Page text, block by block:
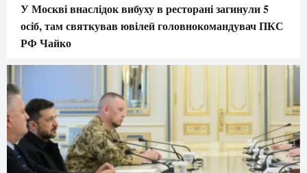
У Москві внаслідок вибуху в ресторані загинули 5
осіб, там святкував ювілей головнокомандувач ПКС
РФ Чайко